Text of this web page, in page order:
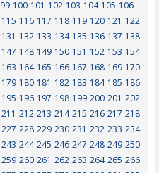
99 100 101 102 103 104 105 106
115 116 117 118 119 120 121 122
131 132 133 134 135 136 137 138
147 148 149 150 151 152 153 154
163 164 165 166 167 168 169 170
179 180 181 182 183 184 185 186
195 196 197 198 199 200 201 202
211 212 213 214 215 216 217 218
227 228 229 230 231 232 233 234
243 244 245 246 247 248 249 250
259 260 261 262 263 264 265 266